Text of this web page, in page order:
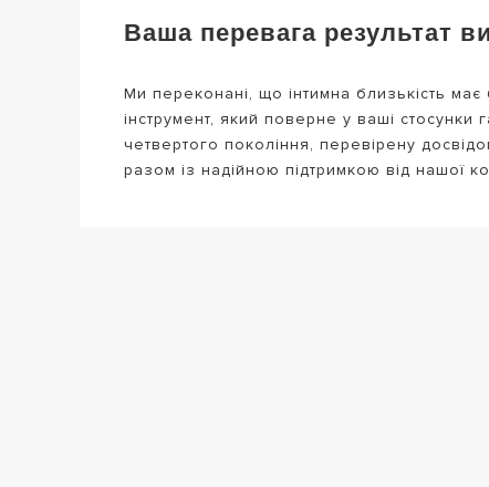
Ваша перевага результат
Ми переконані, що інтимна близькість
інструмент, який поверне у ваші
четвертого покоління, перевірену
разом із надійною підтримкою від нашої